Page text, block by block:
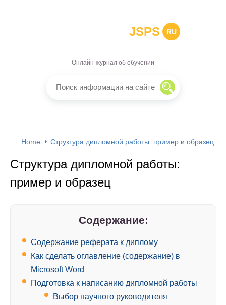
JSPS RU
Онлайн-журнал об обучении
Home Структура дипломной работы: пример и образец
Структура дипломной работы:
пример и образец
Содержание:
Содержание реферата к диплому
Как сделать оглавление (содержание) в
Microsoft Word
Подготовка к написанию дипломной работы
Выбор научного руководителя